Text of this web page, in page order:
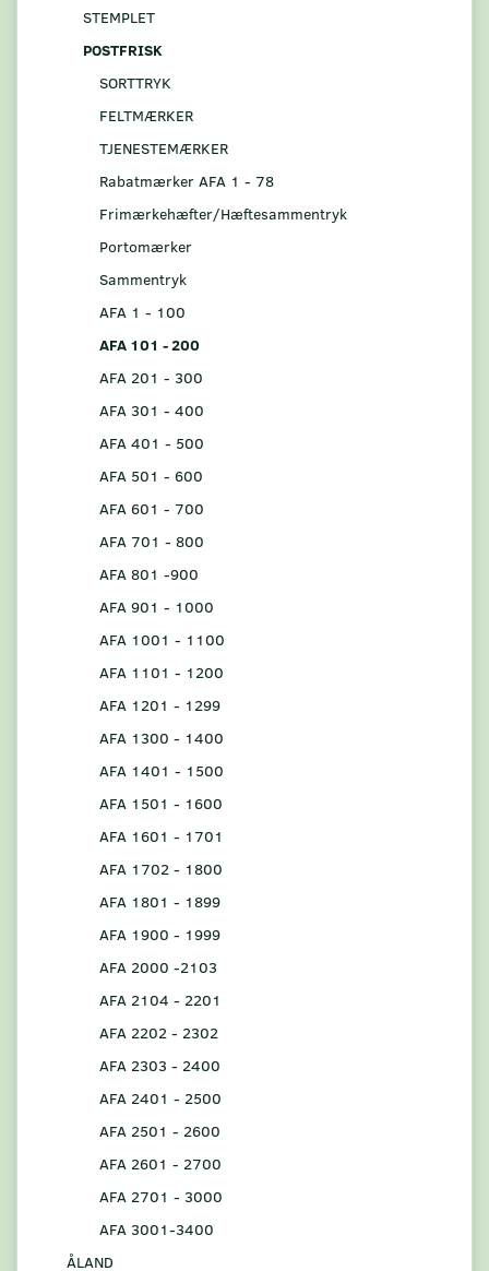
STEMPLET
POSTFRISK
SORTTRYK
FELTMÆRKER
TJENESTEMÆRKER
Rabatmærker AFA 1 - 78
Frimærkehæfter/Hæftesammentryk
Portomærker
Sammentryk
AFA 1 - 100
AFA 101 - 200
AFA 201 - 300
AFA 301 - 400
AFA 401 - 500
AFA 501 - 600
AFA 601 - 700
AFA 701 - 800
AFA 801 -900
AFA 901 - 1000
AFA 1001 - 1100
AFA 1101 - 1200
AFA 1201 - 1299
AFA 1300 - 1400
AFA 1401 - 1500
AFA 1501 - 1600
AFA 1601 - 1701
AFA 1702 - 1800
AFA 1801 - 1899
AFA 1900 - 1999
AFA 2000 -2103
AFA 2104 - 2201
AFA 2202 - 2302
AFA 2303 - 2400
AFA 2401 - 2500
AFA 2501 - 2600
AFA 2601 - 2700
AFA 2701 - 3000
AFA 3001-3400
ÅLAND